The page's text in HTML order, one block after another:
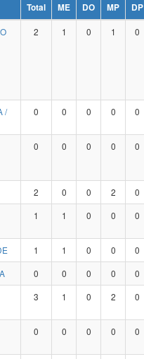
Inovações e Comunicações
Regional
e dos Direitos Humanos
Total ME DO MP DP
2 1 0 1 0
/
0 0 0 0 0
0 0 0 0 0
2 0 0 2 0
1 1 0 0 0
1 1 0 0 0
0 0 0 0 0
3 1 0 2 0
0 0 0 0 0